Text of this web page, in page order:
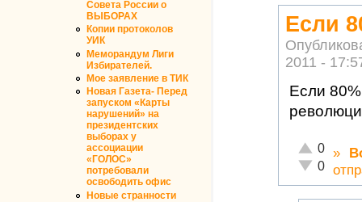
Совета России о
ВЫБОРАХ
Копии протоколов
УИК
Меморандум Лиги
Избирателей.
Мое заявление в ТИК
Новая Газета- Перед
запуском «Карты
нарушений» на
президентских
выборах у
ассоциации
«ГОЛОС»
потребовали
освободить офис
Новые странности
Если
2011 -
Если
Отлично!
0
0
»